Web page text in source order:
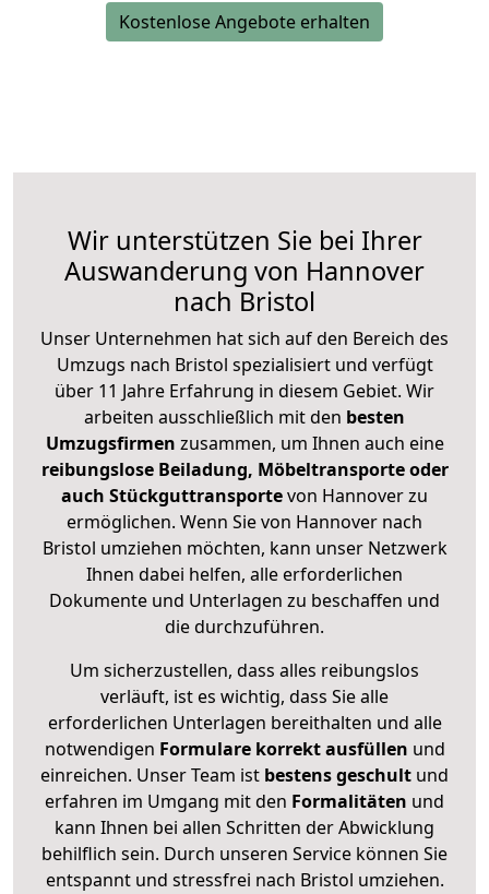
Kostenlose Angebote erhalten
Wir unterstützen Sie bei Ihrer
Auswanderung von Hannover
nach Bristol
Unser Unternehmen hat sich auf den Bereich des
Umzugs nach Bristol spezialisiert und verfügt
über 11 Jahre Erfahrung in diesem Gebiet. Wir
arbeiten ausschließlich mit den besten
Umzugsfirmen zusammen, um Ihnen auch eine
reibungslose Beiladung, Möbeltransporte oder
auch Stückguttransportevon Hannover zu
ermöglichen. Wenn Sie von Hannover nach
Bristol umziehen möchten, kann unser Netzwerk
Ihnen dabei helfen, alle erforderlichen
Dokumente und Unterlagen zu beschaffen und
die durchzuführen.
Um sicherzustellen, dass alles reibungslos
verläuft, ist es wichtig, dass Sie alle
erforderlichen Unterlagen bereithalten und alle
notwendigen Formulare korrekt ausfüllen und
einreichen. Unser Team ist bestens geschult und
erfahren im Umgang mit den Formalitäten und
kann Ihnen bei allen Schritten der Abwicklung
behilflich sein. Durch unseren Service können Sie
entspannt und stressfrei nach Bristol umziehen.